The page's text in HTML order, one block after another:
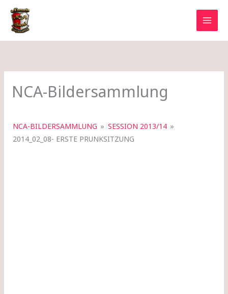
Zum
Inhalt
springen
NCA-Bildersammlung
NCA-BILDERSAMMLUNG » SESSION 2013/14 »
2014_02_08- ERSTE PRUNKSITZUNG